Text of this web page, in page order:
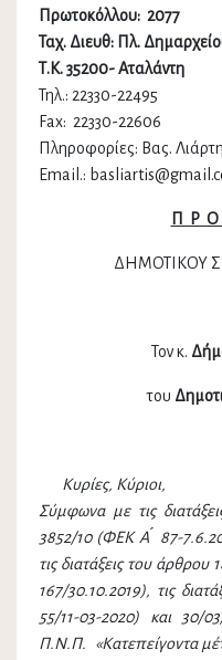
Πρωτοκόλλου: 2077
Ταχ. Διευθ: Πλ.
Τ.Κ. 35200- Αταλάντη
Τηλ.: 22330-22495
Fax: 22330-22606
Πληροφορίες: Βας.
Email.:
Π Ρ
ΔΗΜΟΤΙΚΟΥ
Τον κ.
του
Κυρίες, Κύριοι,
Σύμφωνα με τις
3852/10 (ΦΕΚ Α ́ 87-
τις διατάξεις του
167/30.10.2019), τις
55/11-03-2020) και
Π.Ν.Π. «Κατεπείγοντα